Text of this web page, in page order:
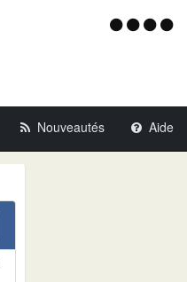
Menu
Nouveautés Aide